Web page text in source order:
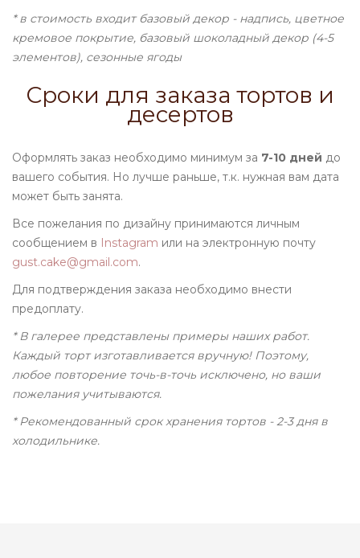
* в стоимость входит базовый декор - надпись, цветное
кремовое покрытие, базовый шоколадный декор (4-5
элементов), сезонные ягоды
Сроки для заказа тортов и
десертов
Оформлять заказ необходимо минимум за 7-10 дней до
вашего события. Но лучше раньше, т.к. нужная вам дата
может быть занята.
Все пожелания по дизайну принимаются личным
сообщением в Instagram или на электронную почту
gust.cake@gmail.com.
Для подтверждения заказа необходимо внести
предоплату.
* В галерее представлены примеры наших работ.
Каждый торт изготавливается вручную! Поэтому,
любое повторение точь-в-точь исключено, но ваши
пожелания учитываются.
* Рекомендованный срок хранения тортов - 2-3 дня в
холодильнике.